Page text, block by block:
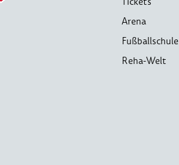
Arena
Fußballschule
Reha-Welt